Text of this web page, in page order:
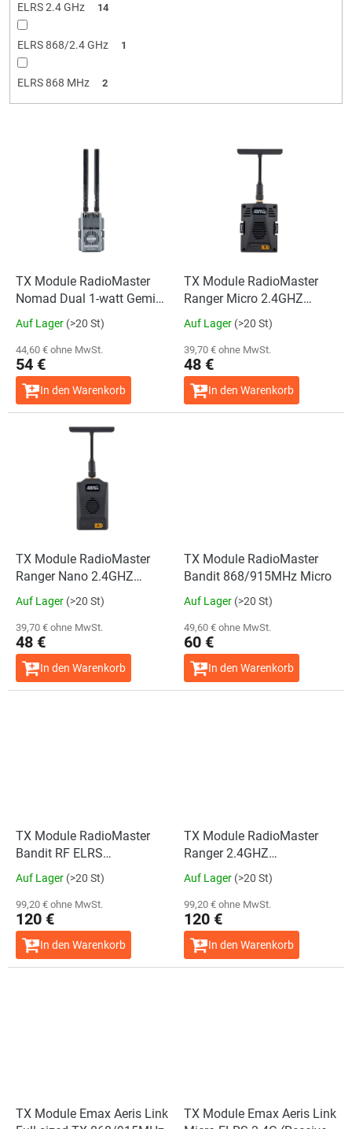
ELRS 2.4 GHz 14
ELRS 868/2.4 GHz 1
ELRS 868 MHz 2
PTX Module RadioMaster
Nomad Dual 1-watt Gemini
Xrossband ExpressLRS
Module
Auf Lager (>20 St)
44,60 € ohne MwSt.
54 €
In den Warenkorb
TX Module RadioMaster
Ranger Micro 2.4GHZ
ExpressLRS LBT
Auf Lager (>20 St)
39,70 € ohne MwSt.
48 €
In den Warenkorb
TX Module RadioMaster
Ranger Nano 2.4GHZ
ExpressLRS LBT
Auf Lager (>20 St)
39,70 € ohne MwSt.
48 €
In den Warenkorb
TX Module RadioMaster
Bandit 868/915MHz Micro
Auf Lager (>20 St)
49,60 € ohne MwSt.
60 €
In den Warenkorb
TX Module RadioMaster
Bandit RF ELRS
868/915MHz
Auf Lager (>20 St)
99,20 € ohne MwSt.
120 €
In den Warenkorb
TX Module RadioMaster
Ranger 2.4GHZ
ExpressLRS LBT
Auf Lager (>20 St)
99,20 € ohne MwSt.
120 €
In den Warenkorb
TX Module Emax Aeris Link
TX Module Emax Aeris Link